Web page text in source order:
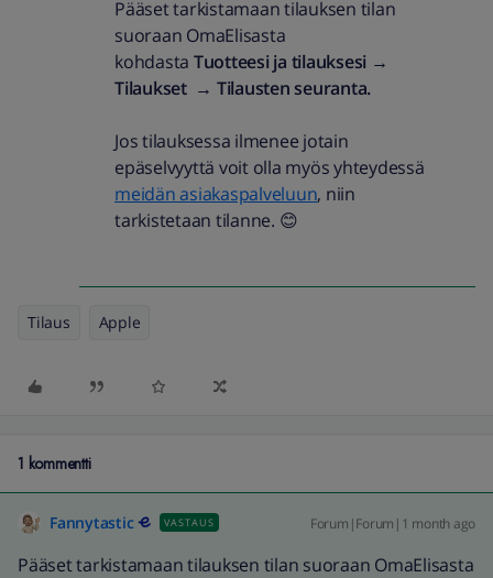
Pääset tarkistamaan tilauksen tilan
suoraan OmaElisasta
kohdasta Tuotteesi ja tilauksesi →
Tilaukset → Tilausten seuranta.
Jos tilauksessa ilmenee jotain
epäselvyyttä voit olla myös yhteydessä
meidän asiakaspalveluun, niin
tarkistetaan tilanne. 😊
Tilaus Apple
1 kommentti
Fannytastic VASTAUS Forum|Forum|1 month ago
Pääset tarkistamaan tilauksen tilan suoraan OmaElisasta